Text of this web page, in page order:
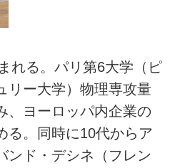
れる。パリ第6大学（ピ
リー大学）物理専攻量
、ヨーロッパ内企業の
る。同時に10代からア
ンド・デシネ（フレン